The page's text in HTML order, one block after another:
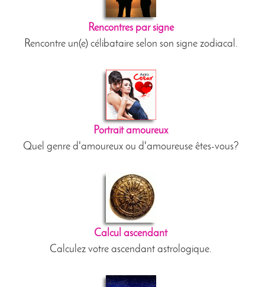
Rencontres par signe
Rencontre un(e) célibataire selon son signe zodiacal.
Portrait amoureux
Quel genre d'amoureux ou d'amoureuse êtes-vous?
Calcul ascendant
Calculez votre ascendant astrologique.